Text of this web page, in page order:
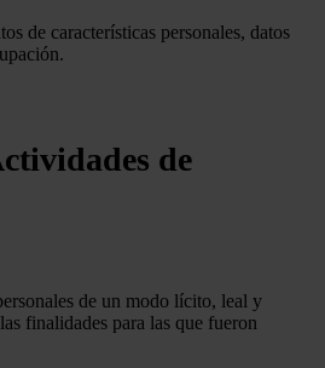
de características personales, datos
de
de un modo lícito, leal y
finalidades para las que fueron